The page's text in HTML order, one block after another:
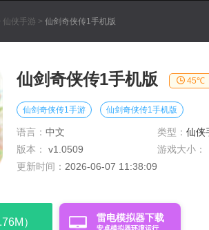
仙侠手游 > 仙剑奇侠传1手机版
仙剑奇侠传1手机版 45℃
仙剑奇侠传1手游 仙剑奇侠传1手机版
语言： 中文 类型： 仙侠
版本：
v1.0509 游戏大小：
更新时间： 2026-06-07 11:38:09
） 雷电模拟器下载
安卓模拟器环境运行